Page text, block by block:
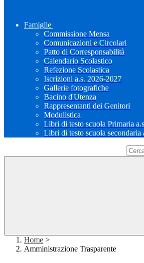
Famiglie
Commissione Mensa
Comunicazioni e Circolari
Patto di Corresponsabilità
Calendario Scolastico
Refezione Scolastica
Iscrizioni a.s. 2026-2027
Gallerie fotografiche
Bacino d'Utenza
Rappresentanti dei Genitori
Modulistica
Libri di testo scuola Primaria
Libri di testo scuola secondaria
Home >
Amministrazione Trasparente